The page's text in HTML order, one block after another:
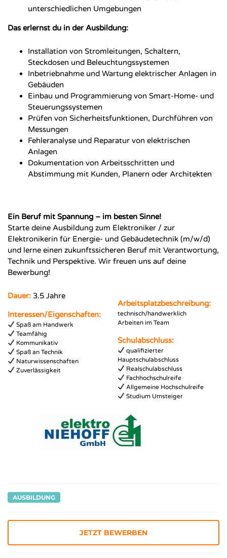
unterschiedlichen Umgebungen
Das erlernst du in der Ausbildung:
Installation von Stromleitungen, Schaltern,
Steckdosen und Beleuchtungssystemen
Inbetriebnahme und Wartung elektrischer Anlagen in
Gebäuden
Einbau und Programmierung von Smart-Home- und
Steuerungssystemen
Prüfen von Sicherheitsfunktionen, Durchführen von
Messungen
Fehleranalyse und Reparatur von elektrischen
Anlagen
Dokumentation von Arbeitsschritten und
Abstimmung mit Kunden, Planern oder Architekten
Ein Beruf mit Spannung – im besten Sinne!
Starte deine Ausbildung zum Elektroniker / zur
Elektronikerin für Energie- und Gebäudetechnik (m/w/d)
und lerne einen zukunftssicheren Beruf mit Verantwortung,
Technik und Perspektive. Wir freuen uns auf deine
Bewerbung!
Arbeitsplatzbeschreibung:
technisch/handwerklich
Arbeiten im Team
Dauer: 3.5 Jahre
Interessen/Eigenschaften:
Spaß am Handwerk
Teamfähig
Kommunikativ
Spaß an Technik
Naturwissenschaften
Zuverlässigkeit
Schulabschluss:
qualifizierter
Hauptschulabschluss
Realschulabschluss
Fachhochschulreife
Allgemeine Hochschulreife
Studium Umsteiger
AUSBILDUNG
JETZT BEWERBEN